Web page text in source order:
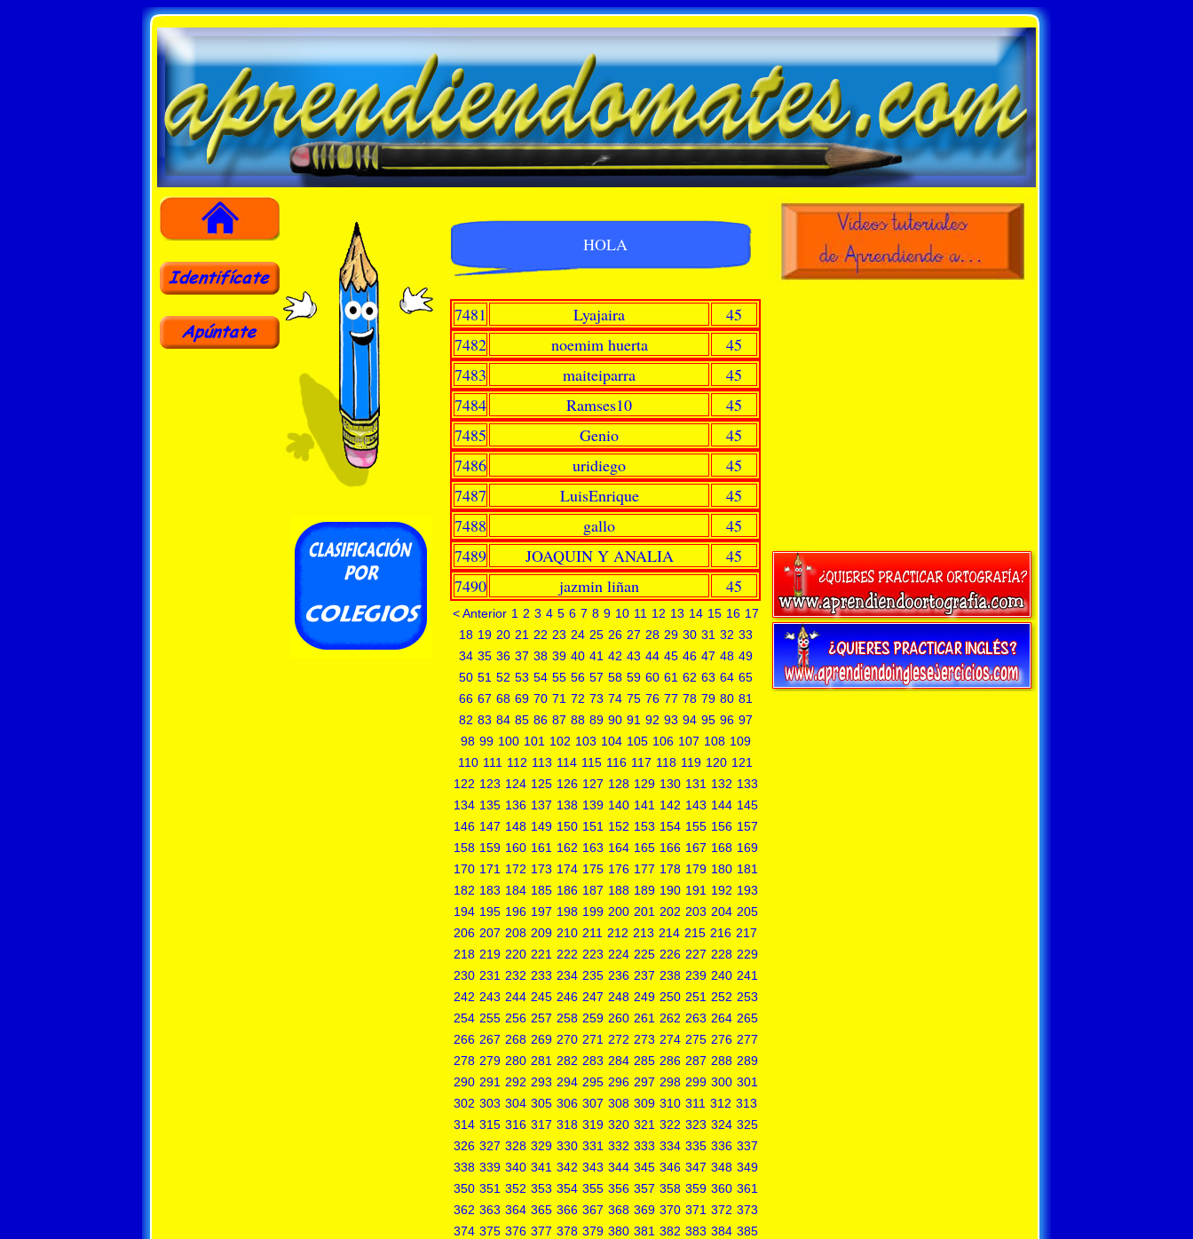
HOLA
7481 Lyajaira
45
7482
noemim huerta
45
7483
maiteiparra
45
7484
Ramses10
45
7485
Genio
45
7486
uridiego
45
7487
LuisEnrique
45
7488
gallo
45
7489
JOAQUIN Y ANALIA
45
7490
jazmin liñan 45
< Anterior 1 2 3 4 5 6 7 8 9 10 11 12 13 14 15 16 17
18 19 20 21 22 23 24 25 26 27 28 29 30 31 32 33
34 35 36 37 38 39 40 41 42 43 44 45 46 47 48 49
50 51 52 53 54 55 56 57 58 59 60 61 62 63 64 65
66 67 68 69 70 71 72 73 74 75 76 77 78 79 80 81
82 83 84 85 86 87 88 89 90 91 92 93 94 95 96 97
98 99 100 101 102 103 104 105 106 107 108 109
110 111 112 113 114 115 116 117 118 119 120 121
122 123 124 125 126 127 128 129 130 131 132 133
134 135 136 137 138 139 140 141 142 143 144 145
146 147 148 149 150 151 152 153 154 155 156 157
158 159 160 161 162 163 164 165 166 167 168 169
170 171 172 173 174 175 176 177 178 179 180 181
182 183 184 185 186 187 188 189 190 191 192 193
194 195 196 197 198 199 200 201 202 203 204 205
206 207 208 209 210 211 212 213 214 215 216 217
218 219 220 221 222 223 224 225 226 227 228 229
230 231 232 233 234 235 236 237 238 239 240 241
242 243 244 245 246 247 248 249 250 251 252 253
254 255 256 257 258 259 260 261 262 263 264 265
266 267 268 269 270 271 272 273 274 275 276 277
278 279 280 281 282 283 284 285 286 287 288 289
290 291 292 293 294 295 296 297 298 299 300 301
302 303 304 305 306 307 308 309 310 311 312 313
314 315 316 317 318 319 320 321 322 323 324 325
326 327 328 329 330 331 332 333 334 335 336 337
338 339 340 341 342 343 344 345 346 347 348 349
350 351 352 353 354 355 356 357 358 359 360 361
362 363 364 365 366 367 368 369 370 371 372 373
374 375 376 377 378 379 380 381 382 383 384 385